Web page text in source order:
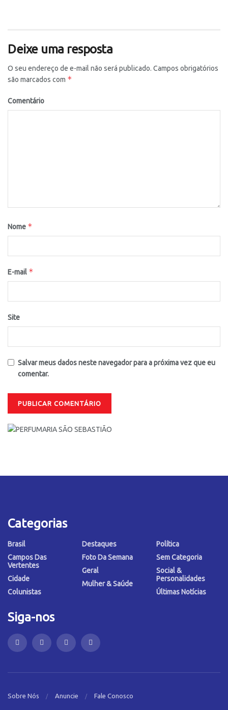
Deixe uma resposta
O seu endereço de e-mail não será publicado. Campos obrigatórios
são marcados com *
Comentário
Nome *
E-mail *
Site
Salvar meus dados neste navegador para a próxima vez que eu
comentar.
Categorias
Brasil
Campos Das
Vertentes
Cidade
Colunistas
Destaques
Foto Da Semana
Geral
Mulher & Saúde
Política
Sem Categoria
Social &
Personalidades
Últimas Notícias
Siga-nos
Sobre Nós Anuncie Fale Conosco